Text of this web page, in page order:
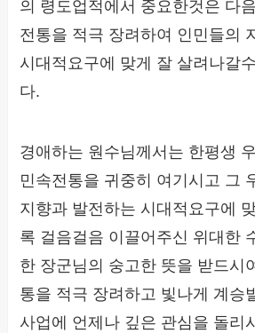
의 령도업적에서 중요한것은 다
전통을 적극 장려하여 인민들의
시대적요구에 맞게 잘 살려나갈
다.
경애하는 원수님께서는 한평생
민속전통을 귀중히 여기시고 그
지향과 발전하는 시대적요구에
록 걸음걸음 이끌어주신 위대한
한 장군님의 숭고한 뜻을 받드시
통을 적극 장려하고 빛나게 계승
사업에 언제나 깊은 관심을 돌리